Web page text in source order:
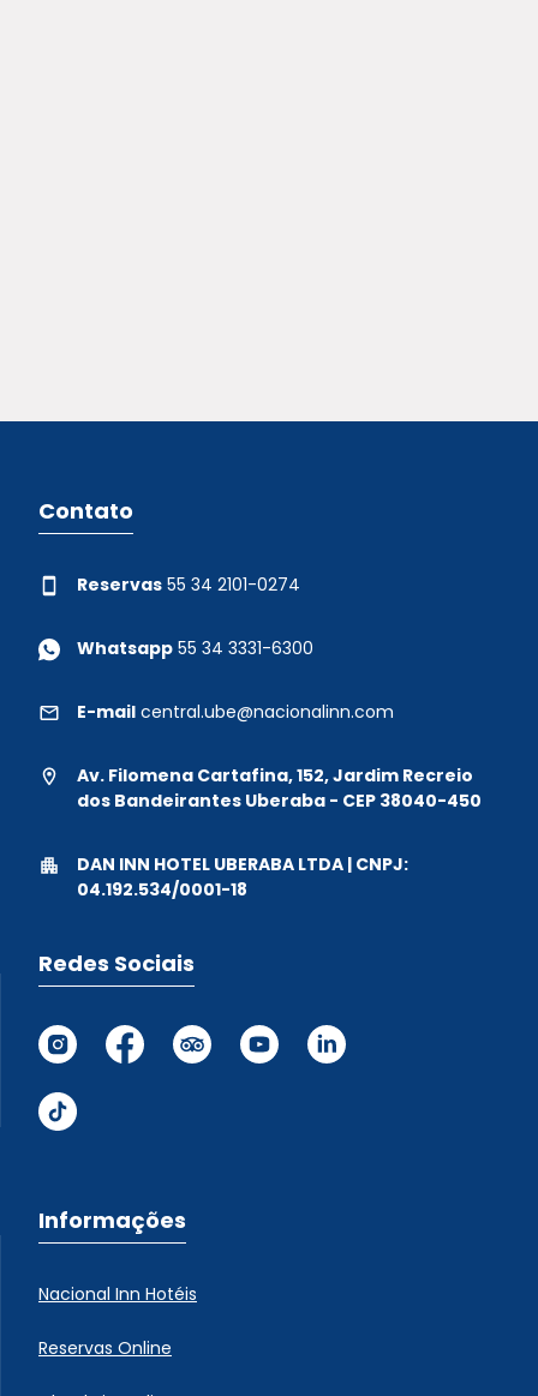
Contato
Reservas 55 34 2101-0274
Whatsapp 55 34 3331-6300
E-mail central.ube@nacionalinn.com
Av. Filomena Cartafina, 152, Jardim Recreio
dos Bandeirantes Uberaba - CEP 38040-450
DAN INN HOTEL UBERABA LTDA | CNPJ:
04.192.534/0001-18
Redes Sociais
Informações
Nacional Inn Hotéis
Reservas Online